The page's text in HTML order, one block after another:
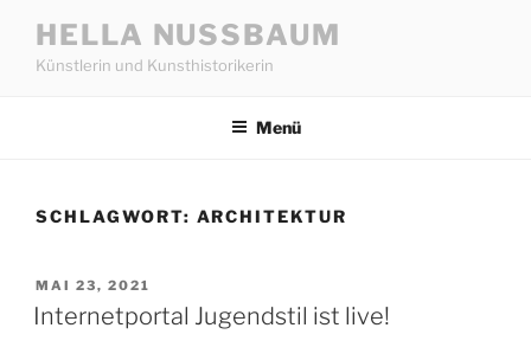
Inhalt
springen
HELLA NUSSBAUM
Künstlerin und Kunsthistorikerin
Menü
SCHLAGWORT: ARCHITEKTUR
VERÖFFENTLICHT
AM
MAI 23, 2021
Internetportal Jugendstil ist live!